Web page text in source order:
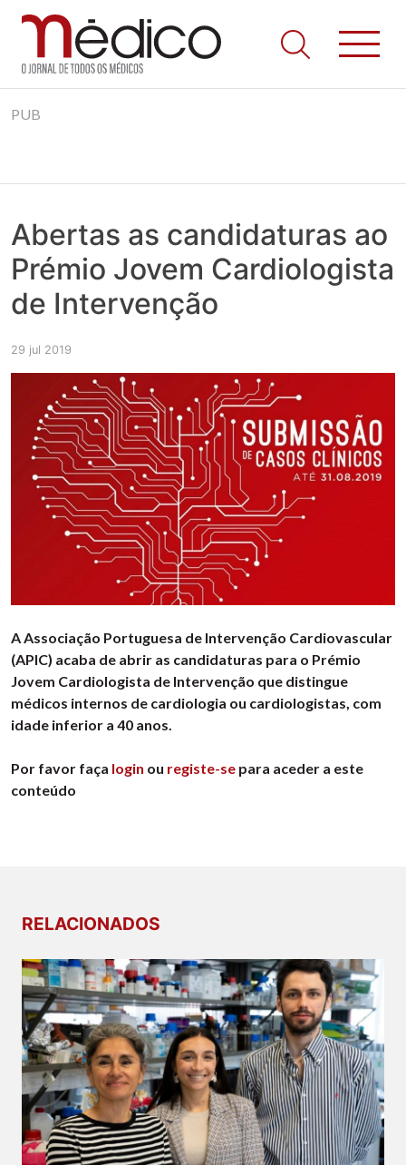
to
Jornal Médico
Médico – O Jornal de Todos os Médicos. Onde as notícias
realmente contam! Tudo o que se passa na Saúde!
PUB
Abertas as candidaturas ao
Prémio Jovem Cardiologista
de Intervenção
29 jul 2019
A Associação Portuguesa de Intervenção Cardiovascular
(APIC) acaba de abrir as candidaturas para o Prémio
Jovem Cardiologista de Intervenção que distingue
médicos internos de cardiologia ou cardiologistas, com
idade inferior a 40 anos.
Por favor faça login ou registe-se para aceder a este
conteúdo
RELACIONADOS